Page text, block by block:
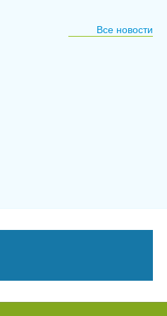
Все новости